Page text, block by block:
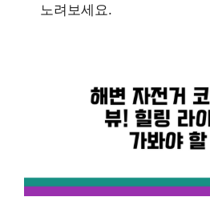
노려보세요.